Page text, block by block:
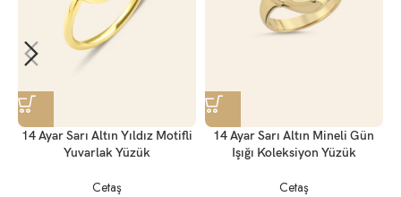
14 Ayar Sarı Altın Yıldız Motifli
Yuvarlak Yüzük
Cetaş
14 Ayar Sarı Altın Mineli Gün
Işığı Koleksiyon Yüzük
Cetaş